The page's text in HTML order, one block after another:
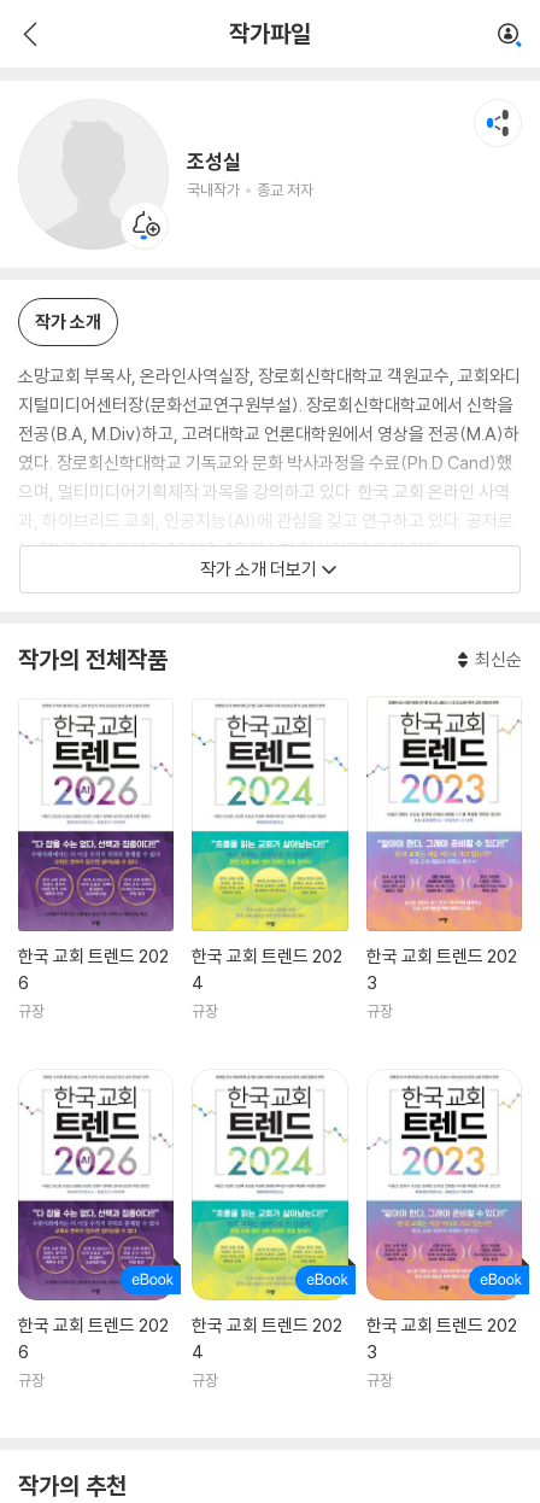
작가파일
조성실
국내작가 종교 저자
작가 소개
소망교회 부목사, 온라인사역실장, 장로회신학대학교 객원교수, 교회와디
지털미디어센터장(문화선교연구원부설). 장로회신학대학교에서 신학을
전공(B.A, M.Div)하고, 고려대학교 언론대학원에서 영상을 전공(M.A)하
였다. 장로회신학대학교 기독교와 문화 박사과정을 수료(Ph.D Cand)했
으며, 멀티미디어기획제작 과목을 강의하고 있다. 한국 교회 온라인 사역
과, 하이브리드 교회, 인공지능(AI)에 관심을 갖고 연구하고 있다. 공저로
는 《한국 교회 트렌드 2023》, 《크리스천 인사이트》 등이 있다.
작가 소개 더보기
작가의 전체작품 최신순
한국 교회 트렌드 202
6
규장
한국 교회 트렌드 202
4
규장
한국 교회 트렌드 202
3
규장
한국 교회 트렌드 202
6
규장
한국 교회 트렌드 202
4
규장
한국 교회 트렌드 202
3
규장
작가의 추천